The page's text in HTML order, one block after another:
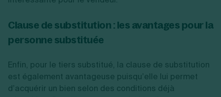
Clause de substitution : les avantages pour la
personne substituée
Enfin, pour le tiers substitué, la clause de substitution
est également avantageuse puisqu’elle lui permet
d’acquérir un bien selon des conditions déjà